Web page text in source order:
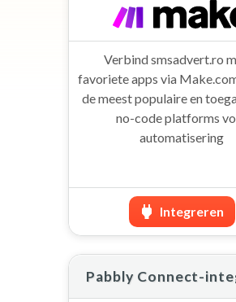
Verbind smsadvert.ro
favoriete apps via
de meest populaire en
no-code platforms
automatisering
Integreren
Pabbly Connect-